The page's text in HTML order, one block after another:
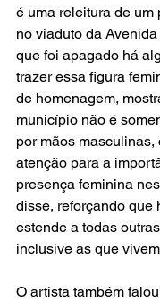
é uma releitura de um
no viaduto da
que foi apagado há
trazer essa figura
de homenagem,
município não é
por mãos masculinas,
atenção para a
presença feminina
disse, reforçando que
estende a todas
inclusive as que
O artista também